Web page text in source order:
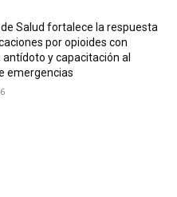
Salud fortalece la respuesta
por opioides con
y capacitación al
emergencias